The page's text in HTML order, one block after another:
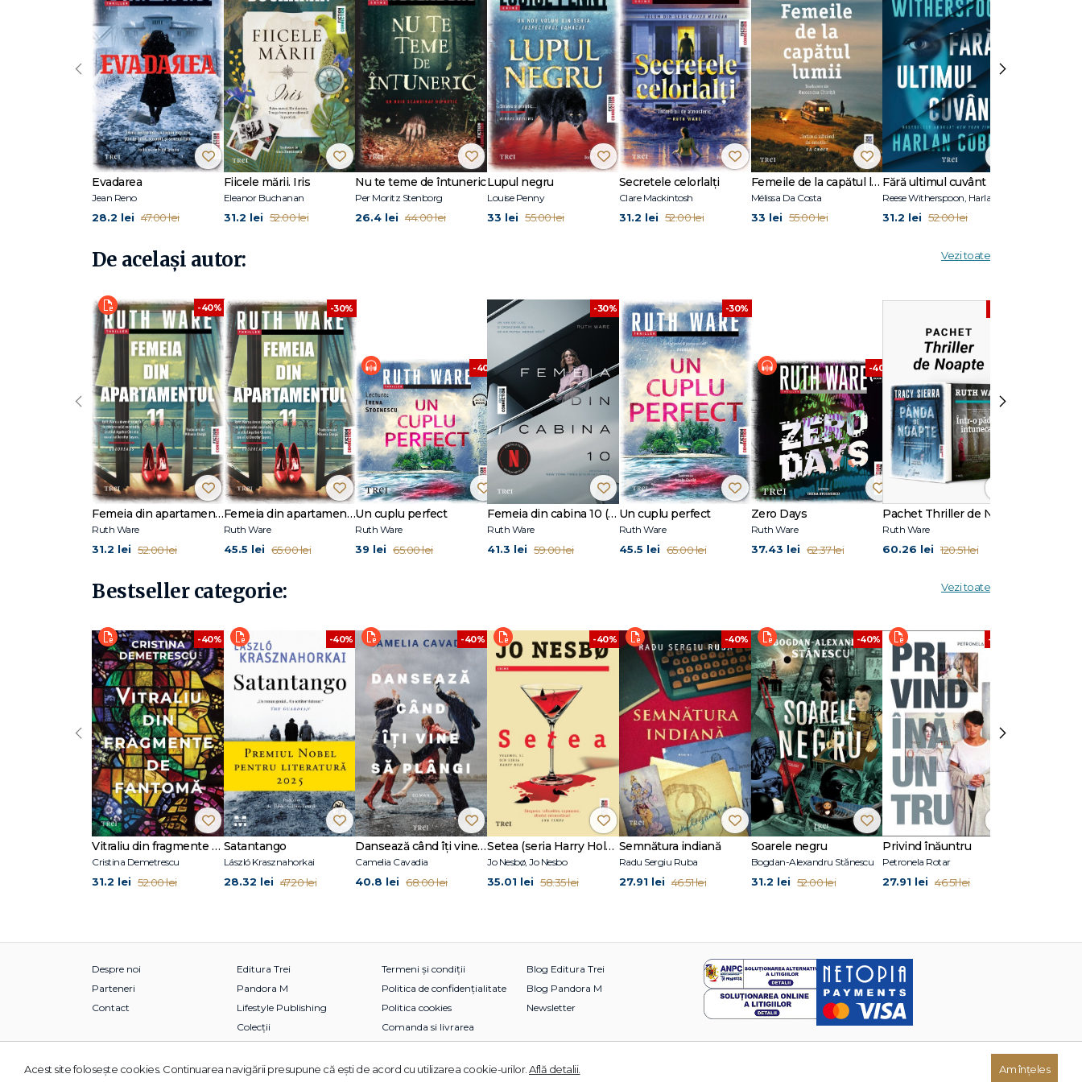
10 a devenit bestseller Sunday Times și New York Times, drepturile de ecranizare fiind achiziționate de CBS Films. La Editura Trei au apărut
romanele Într-o pădure întunecată, Jocul minciunii, Femeia din cabina 10, Moartea doamnei Westaway, Unul câte unul și Ușa ferecată. O
puteţi urmări pe www.ruthware.com sau pe Twitter (@RuthWareWriter).
Evadarea
Jean Reno
28.2 lei 47.00 lei
Fiicele mării. Iris
Eleanor Buchanan
31.2 lei 52.00 lei
Nu te teme de întuneric
Per Moritz Stenborg
26.4 lei 44.00 lei
Lupul negru
Louise Penny
33 lei 55.00 lei
Secretele celorlalți
Clare Mackintosh
31.2 lei 52.00 lei
Femeile de la capătul lumii
Mélissa Da Costa
33 lei 55.00 lei
Fără ultimul cuvânt
31.2 lei 52.00 lei
‹ ›
De același autor: Vezi toate
-40%
Femeia din apartamentul 11
Ruth Ware
31.2 lei 52.00 lei
-30%
Femeia din apartamentul 11
Ruth Ware
45.5 lei 65.00 lei
-40%
Un cuplu perfect
Ruth Ware
39 lei 65.00 lei
-30%
Femeia din cabina 10 (tie-in)
Ruth Ware
41.3 lei 59.00 lei
-30%
Un cuplu perfect
Ruth Ware
45.5 lei 65.00 lei
-40%
Zero Days
Ruth Ware
37.43 lei 62.37 lei
Ruth Ware
60.26 lei 120.51 lei
‹ ›
Bestseller categorie: Vezi toate
-40%
Vitraliu din fragmente de fantomă
Cristina Demetrescu
31.2 lei 52.00 lei
-40%
Satantango
László Krasznahorkai
28.32 lei 47.20 lei
-40%
Dansează când îți vine să plângi
Camelia Cavadia
40.8 lei 68.00 lei
-40%
Setea (seria Harry Hole, vol. 11)
Jo Nesbø, Jo Nesbo
35.01 lei 58.35 lei
-40%
Semnătura indiană
Radu Sergiu Ruba
27.91 lei 46.51 lei
-40%
Soarele negru
Bogdan-Alexandru Stănescu
31.2 lei 52.00 lei
-40%
Privind înăuntru
Petronela Rotar
27.91 lei 46.51 lei
‹ ›
Despre noi
Parteneri
Contact
Editura Trei
Pandora M
Lifestyle Publishing
Colecții
Termeni și condiții
Politica de confidențialitate
Politica cookies
Comanda si livrarea
Blog Editura Trei
Blog Pandora M
Newsletter
© 2026 Grupul Editorial TREI. Toate drepturile rezervate.
Acest site foloseşte cookies. Continuarea navigării presupune că eşti de acord cu utilizarea cookie-urilor. Află detalii. Am înțeles